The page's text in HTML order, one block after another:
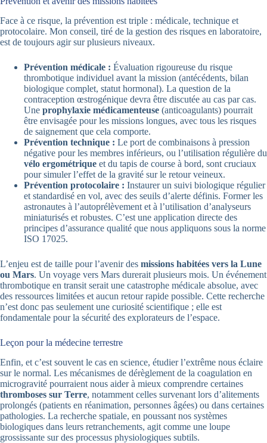
Face à ce risque, la prévention est triple : médicale, technique et
protocolaire. Mon conseil, tiré de la gestion des risques en laboratoire,
est de toujours agir sur plusieurs niveaux.
Prévention médicale : Évaluation rigoureuse du risque
thrombotique individuel avant la mission (antécédents, bilan
biologique complet, statut hormonal). La question de la
contraception œstrogénique devra être discutée au cas par cas.
Une prophylaxie médicamenteuse (anticoagulants) pourrait
être envisagée pour les missions longues, avec tous les risques
de saignement que cela comporte.
Prévention technique : Le port de combinaisons à pression
négative pour les membres inférieurs, ou l’utilisation régulière du
vélo ergométrique et du tapis de course à bord, sont cruciaux
pour simuler l’effet de la gravité sur le retour veineux.
Prévention protocolaire : Instaurer un suivi biologique régulier
et standardisé en vol, avec des seuils d’alerte définis. Former les
astronautes à l’autoprélèvement et à l’utilisation d’analyseurs
miniaturisés et robustes. C’est une application directe des
principes d’assurance qualité que nous appliquons sous la norme
ISO 17025.
L’enjeu est de taille pour l’avenir des missions habitées vers la Lune
ou Mars. Un voyage vers Mars durerait plusieurs mois. Un événement
thrombotique en transit serait une catastrophe médicale absolue, avec
des ressources limitées et aucun retour rapide possible. Cette recherche
n’est donc pas seulement une curiosité scientifique ; elle est
fondamentale pour la sécurité des explorateurs de l’espace.
Leçon pour la médecine terrestre
Enfin, et c’est souvent le cas en science, étudier l’extrême nous éclaire
sur le normal. Les mécanismes de dérèglement de la coagulation en
microgravité pourraient nous aider à mieux comprendre certaines
thromboses sur Terre, notamment celles survenant lors d’alitements
prolongés (patients en réanimation, personnes âgées) ou dans certaines
pathologies. La recherche spatiale, en poussant nos systèmes
biologiques dans leurs retranchements, agit comme une loupe
grossissante sur des processus physiologiques subtils.